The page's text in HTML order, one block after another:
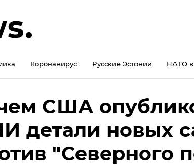
Коронавирус Русские Эстонии НАТО в
США
детали новых
"Северного